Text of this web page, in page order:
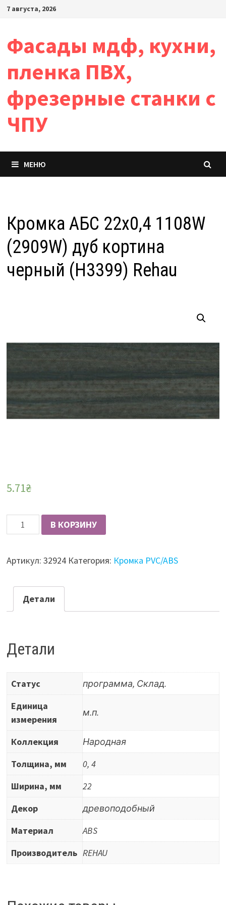
Перейти
7 августа, 2026
Фасады мдф, кухни,
пленка ПВХ,
фрезерные станки с
ЧПУ
МЕНЮ
Кромка АБС 22х0,4 1108W
(2909W) дуб кортина
черный (H3399) Rehau
5.71₴
Количество
Кромка
22х0,4
(2909W)
дуб
черный
(H3399)
Rehau
В КОРЗИНУ
Артикул: 32924 Категория: Кромка PVC/ABS
Детали
Детали
Статус
программа, Склад.
Единица
измерения
м.п.
Коллекция
Народная
Толщина, мм
0, 4
Ширина, мм
22
Декор
древоподобный
Материал
ABS
Производитель REHAU